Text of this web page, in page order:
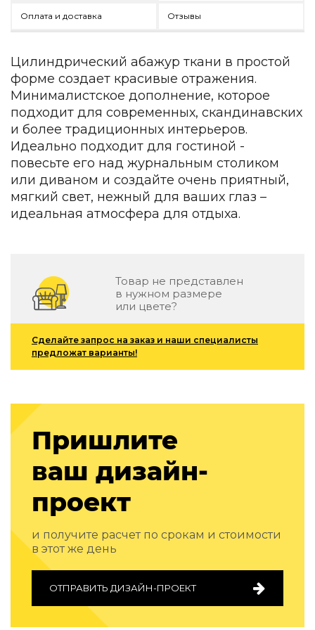
Дизайнерские кальяны
Сантехника и инженерия
Дизайнерские ванны
Подбор, производство и комплектация по вашему
Отделка и ремонт
Стены
Акустические панели
Стеновые декоративные панели
для террас
Камень
Изделия из натурального мрамора и камня
Светящийся камень
Подбор, производство и комплектация по вашему
Все категории товаров
Бренды
Оплата и доставка Отзывы
Цилиндрический абажур ткани в простой
форме создает красивые отражения.
Минималистское дополнение, которое
подходит для современных, скандинавских
и более традиционных интерьеров.
Идеально подходит для гостиной -
повесьте его над журнальным столиком
или диваном и создайте очень приятный,
мягкий свет, нежный для ваших глаз –
идеальная атмосфера для отдыха.
Товар не представлен
в нужном размере
или цвете?
Сделайте запрос на заказ и наши специалисты
предложат варианты!
Пришлите
ваш дизайн-
проект
и получите расчет по срокам и стоимости
в этот же день
ОТПРАВИТЬ ДИЗАЙН-ПРОЕКТ